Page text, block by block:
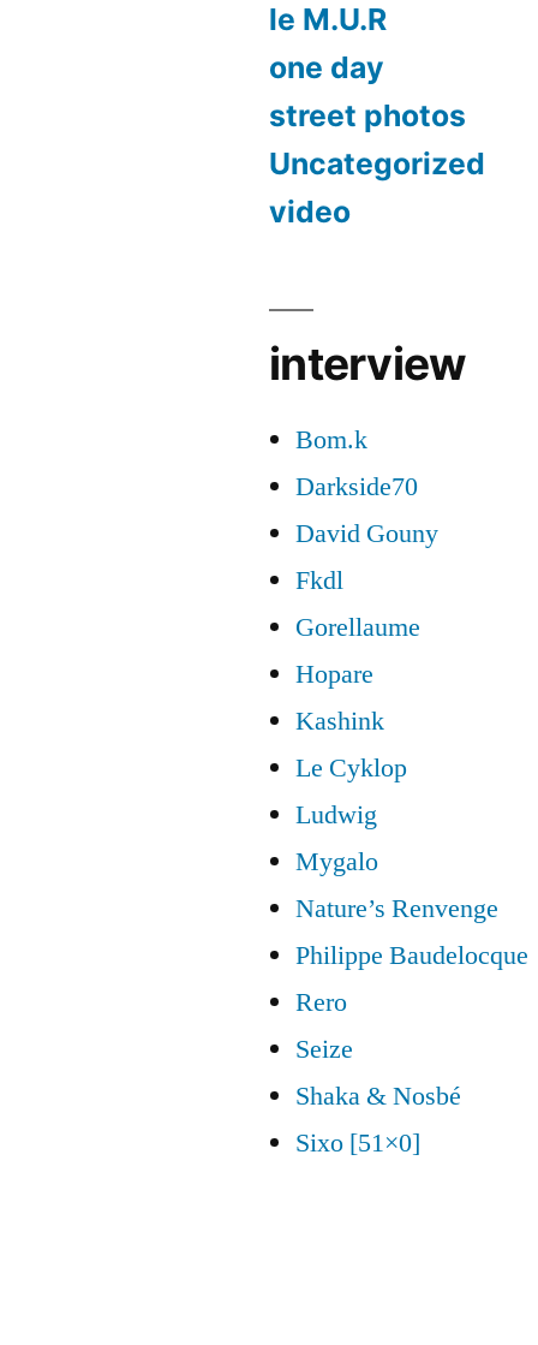
le M.U.R
one day
street photos
Uncategorized
video
interview
Bom.k
Darkside70
David Gouny
Fkdl
Gorellaume
Hopare
Kashink
Le Cyklop
Ludwig
Mygalo
Nature’s Renvenge
Philippe Baudelocque
Rero
Seize
Shaka & Nosbé
Sixo [51×0]